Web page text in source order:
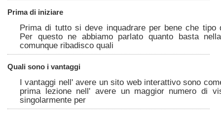
Prima di iniziare
Prima di tutto si deve inquadrare per bene che tipo
Per questo ne abbiamo parlato quanto basta
comunque ribadisco quali
Quali sono i vantaggi
I vantaggi nell' avere un sito web interattivo sono
prima lezione nell' avere un maggior numero di
singolarmente per